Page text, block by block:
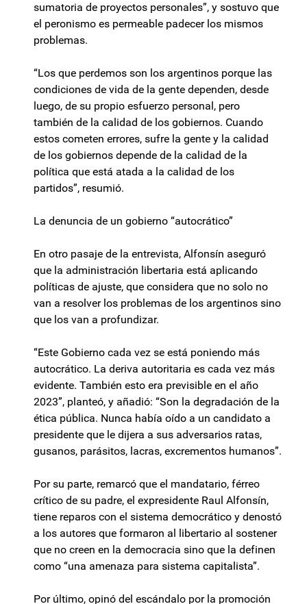
sumatoria de proyectos personales”, y sostuvo que
el peronismo es permeable padecer los mismos
problemas.
“Los que perdemos son los argentinos porque las
condiciones de vida de la gente dependen, desde
luego, de su propio esfuerzo personal, pero
también de la calidad de los gobiernos. Cuando
estos cometen errores, sufre la gente y la calidad
de los gobiernos depende de la calidad de la
política que está atada a la calidad de los
partidos”, resumió.
La denuncia de un gobierno “autocrático”
En otro pasaje de la entrevista, Alfonsín aseguró
que la administración libertaria está aplicando
políticas de ajuste, que considera que no solo no
van a resolver los problemas de los argentinos sino
que los van a profundizar.
“Este Gobierno cada vez se está poniendo más
autocrático. La deriva autoritaria es cada vez más
evidente. También esto era previsible en el año
2023”, planteó, y añadió: “Son la degradación de la
ética pública. Nunca había oído a un candidato a
presidente que le dijera a sus adversarios ratas,
gusanos, parásitos, lacras, excrementos humanos”.
Por su parte, remarcó que el mandatario, férreo
crítico de su padre, el expresidente Raul Alfonsín,
tiene reparos con el sistema democrático y denostó
a los autores que formaron al libertario al sostener
que no creen en la democracia sino que la definen
como “una amenaza para sistema capitalista”.
Por último, opinó del escándalo por la promoción